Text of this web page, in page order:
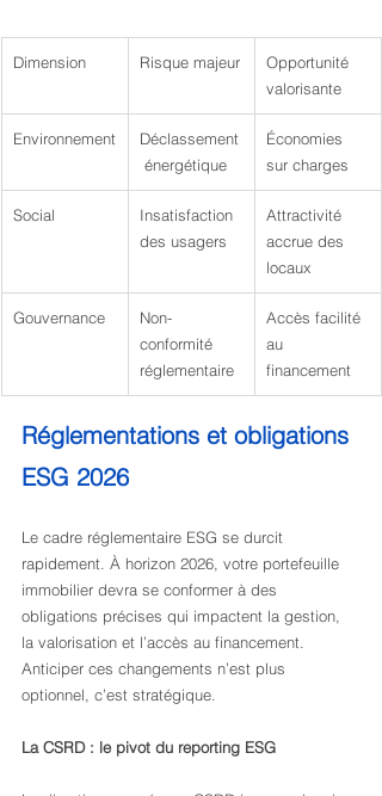
Dimension Risque majeur
Opportunité
valorisante
Environnement
Déclassement
énergétique
Économies
sur charges
Social
Insatisfaction
des usagers
Attractivité
accrue des
locaux
Gouvernance
Non-
conformité
réglementaire
Accès facilité
au
financement
Réglementations et obligations
ESG 2026
Le cadre réglementaire ESG se durcit
rapidement. À horizon 2026, votre portefeuille
immobilier devra se conformer à des
obligations précises qui impactent la gestion,
la valorisation et l’accès au financement.
Anticiper ces changements n’est plus
optionnel, c’est stratégique.
La CSRD : le pivot du reporting ESG